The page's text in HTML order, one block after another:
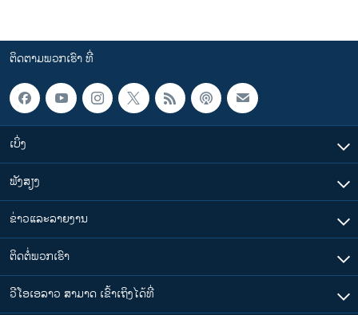
ຕິດຕາມພວກເຮົາ ທີ່
ເບິ່ງ
ຟັງສຽງ
ຂ່າວແລະລາຍງານ
ຕິດຕໍ່ພວກເຮົາ
ວີໂອເອລາວ ສາມາດ ເຂົ້າເຖິງໄດ້ທີ່